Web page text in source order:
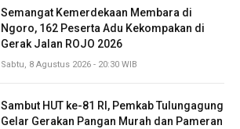
Semangat Kemerdekaan Membara di
Ngoro, 162 Peserta Adu Kekompakan di
Gerak Jalan ROJO 2026
Sabtu, 8 Agustus 2026 - 20:30 WIB
Sambut HUT ke-81 RI, Pemkab Tulungagung
Gelar Gerakan Pangan Murah dan Pameran